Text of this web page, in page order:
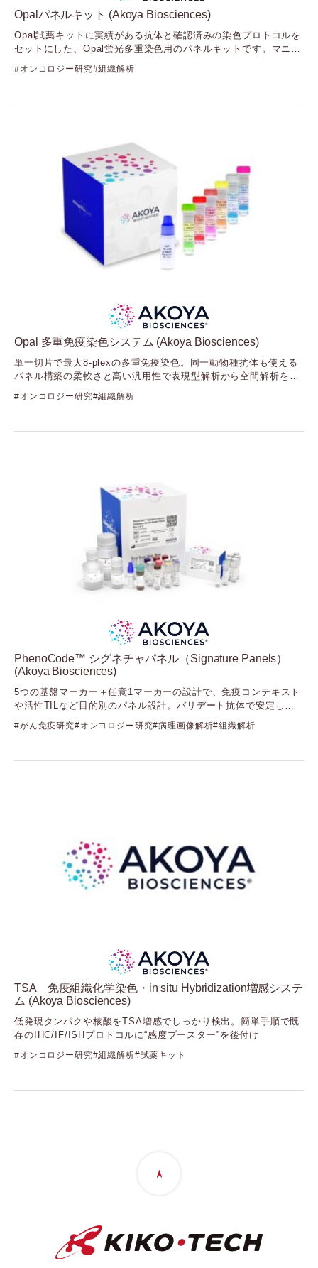
Opalパネルキット (Akoya Biosciences)
Opal試薬キットに実績がある抗体と確認済みの染色プロトコルを
セットにした、Opal蛍光多重染色用のパネルキットです。マニュ
色系の導入を容易にします。
オンコロジー研究 組織解析
Opal 多重免疫染色システム (Akoya Biosciences)
単一切片で最大8-plexの多重免疫染色。同一動物種抗体も使える
パネル構築の柔軟さと高い汎用性で表現型解析から空間解析を加
オンコロジー研究 組織解析
PhenoCode™ シグネチャパネル（Signature Panels）
(Akoya Biosciences)
5つの基盤マーカー＋任意1マーカーの設計で、免疫コンテキスト
や活性TILなど目的別のパネル設計。バリデート抗体で安定した
染色を実現
がん免疫研究 オンコロジー研究 病理画像解析 組織解析
TSA 免疫組織化学染色・in situ Hybridization増感システ
ム (Akoya Biosciences)
低発現タンパクや核酸をTSA増感でしっかり検出。簡単手順で既
存のIHC/IF/ISHプロトコルに“感度ブースター”を後付け
オンコロジー研究 組織解析 試薬キット
Cellvis
（セルビス）
Element Biosciences
（エレメントバイオサイエンス）
Fida Biosystems
（ジェンネクスト）
GenScript
（ジェンスクリプト）
GlycoSeLect
（グライコセレクト）
Kerry
（ケリー）
Langen Biomed
（ランゲンバイオメド）
（ミラスバイオ）
Nova Biomedical
（ノバ・バイオメディカル：Solentim・Advanced
Instruments・Artel）
Nuclera
（ヌクレラ）
（ストラテック）
（シンセゴ）
Targeted Bioscience
（ターゲッティドバイオサイエンス）
Vieworks
（ビューワークス）
Visiopharm
XanTec bioanalytics
（ザンテックバイオアナリティクス）
（ユアジーンヘルス）